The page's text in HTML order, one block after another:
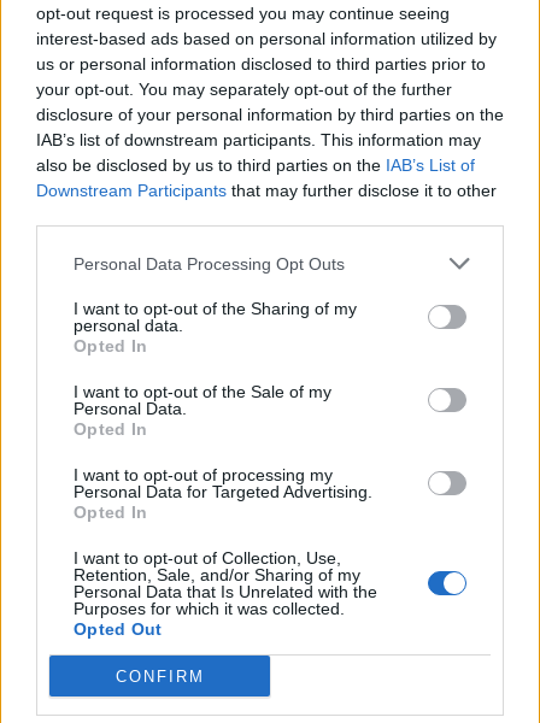
opt-out request is processed you may continue seeing
interest-based ads based on personal information utilized by
us or personal information disclosed to third parties prior to
your opt-out. You may separately opt-out of the further
disclosure of your personal information by third parties on the
IAB’s list of downstream participants. This information may
also be disclosed by us to third parties on the IAB’s List of
Downstream Participants that may further disclose it to other
Personal Data Processing Opt Outs
I want to opt-out of the Sharing of my
personal data.
Opted In
I want to opt-out of the Sale of my
Personal Data.
Opted In
I want to opt-out of processing my
Personal Data for Targeted Advertising.
Opted In
I want to opt-out of Collection, Use,
Retention, Sale, and/or Sharing of my
Personal Data that Is Unrelated with the
Purposes for which it was collected.
Opted Out
CONFIRM